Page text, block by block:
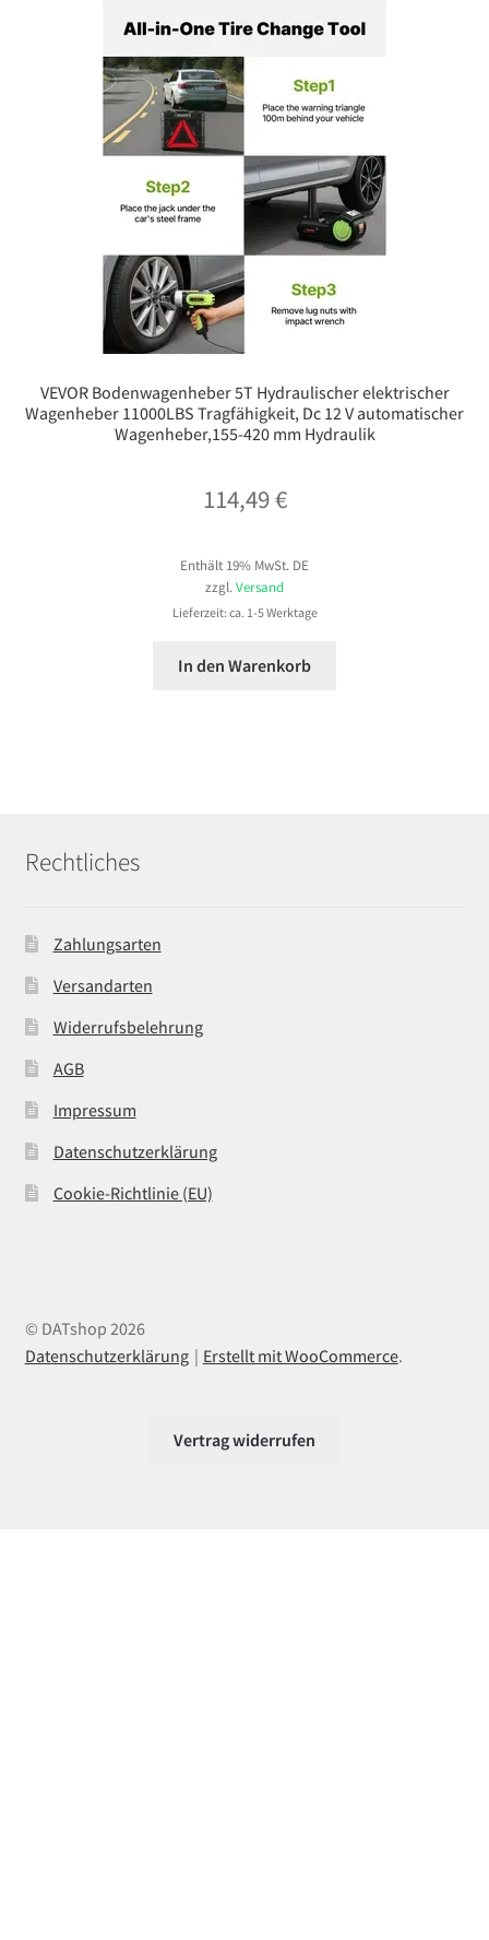
VEVOR Bodenwagenheber 5T Hydraulischer elektrischer
Wagenheber 11000LBS Tragfähigkeit, Dc 12 V automatischer
Wagenheber,155-420 mm Hydraulik
114,49€
Enthält 19% MwSt. DE
zzgl. Versand
Lieferzeit: ca. 1-5 Werktage
In den Warenkorb
Rechtliches
Zahlungsarten
Versandarten
Widerrufsbelehrung
AGB
Impressum
Datenschutzerklärung
Cookie-Richtlinie (EU)
© DATshop 2026
Datenschutzerklärung
Erstellt mit WooCommerce.
Vertrag widerrufen